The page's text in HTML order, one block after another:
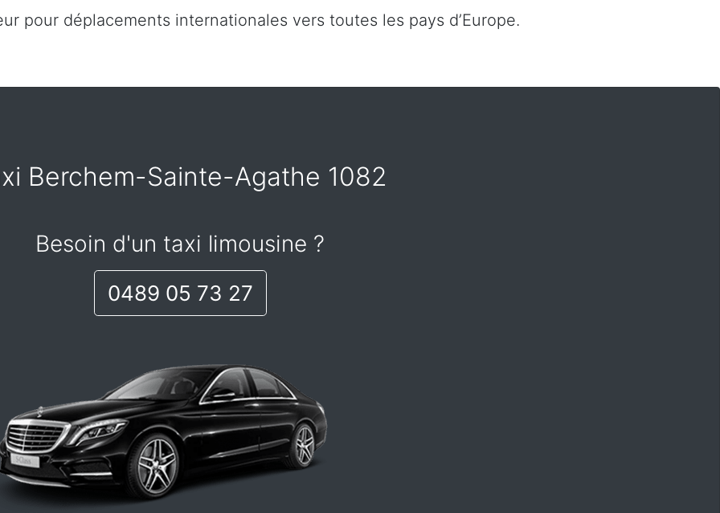
pour déplacements internationales vers toutes les pays d’Europe.
Berchem-Sainte-Agathe 1082
Besoin d'un taxi limousine ?
0489 05 73 27